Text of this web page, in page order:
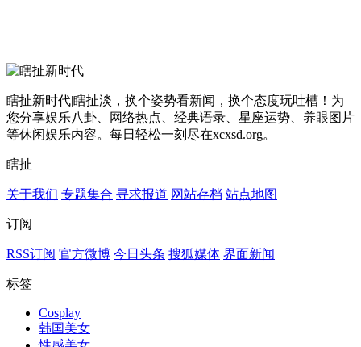
瞎扯新时代|瞎扯淡，换个姿势看新闻，换个态度玩吐槽！为
您分享娱乐八卦、网络热点、经典语录、星座运势、养眼图片
等休闲娱乐内容。每日轻松一刻尽在xcxsd.org。
瞎扯
关于我们 专题集合 寻求报道 网站存档 站点地图
订阅
RSS订阅 官方微博 今日头条 搜狐媒体 界面新闻
标签
Cosplay
韩国美女